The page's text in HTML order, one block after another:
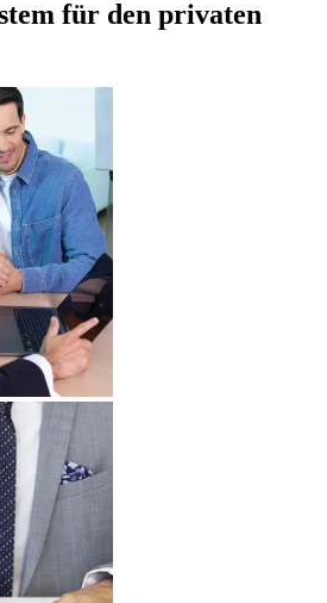
für den privaten